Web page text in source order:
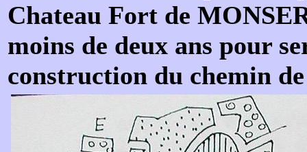
Chateau Fort de
moins de deux ans pour
construction du chemin